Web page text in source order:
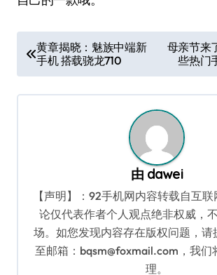
章
导
黄章揭晓：魅族中端新
手机 搭载骁龙710
母亲节来
些热门
由 dawei
【声明】：92手机网内容转载自互
论仅代表作者个人观点绝非权威，
场。如您发现内容存在版权问题，请
至邮箱：bqsm@foxmail.com，我们
理。